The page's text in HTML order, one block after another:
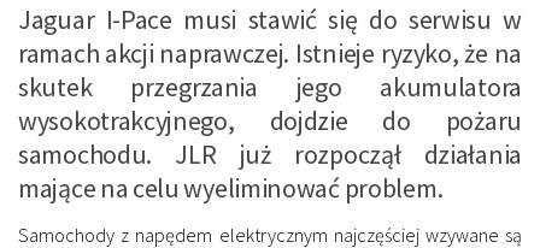
Jaguar I-Pace musi stawić się do serwisu w
ramach akcji naprawczej. Istnieje ryzyko, że na
skutek przegrzania jego akumulatora
wysokotrakcyjnego, dojdzie do pożaru
samochodu. JLR już rozpoczął działania
mające na celu wyeliminować problem.
Samochody z napędem elektrycznym najczęściej wzywane są